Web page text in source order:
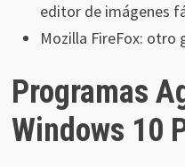
editor de imágenes
Mozilla FireFox: otro
Programas
Windows 10